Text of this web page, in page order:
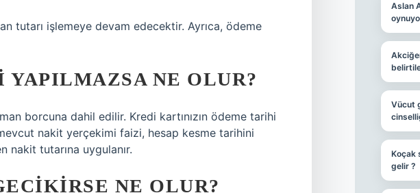
tutarı işlemeye devam edecektir. Ayrıca, ödeme
YAPILMAZSA NE OLUR?
borcuna dahil edilir. Kredi kartınızın ödeme tarihi
nakit yerçekimi faizi, hesap kesme tarihini
nakit tutarına uygulanır.
NE OLUR?
Aslan
Vücut
Koçak
gelir ?